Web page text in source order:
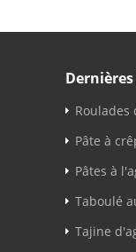
Roulades
Pâte à
Pâtes à
Taboulé
Tajine